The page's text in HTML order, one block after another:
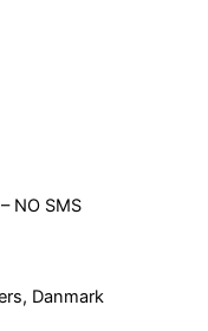
NO SMS
Danmark